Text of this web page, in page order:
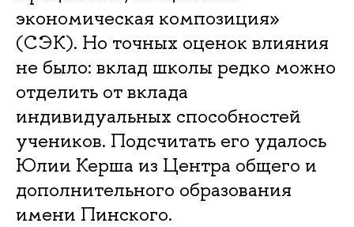
экономическая композиция»
(СЭК). Но точных оценок влияния
не было: вклад школы редко можно
отделить от вклада
индивидуальных способностей
учеников. Подсчитать его удалось
Юлии Керша из Центра общего и
дополнительного образования
имени Пинского.